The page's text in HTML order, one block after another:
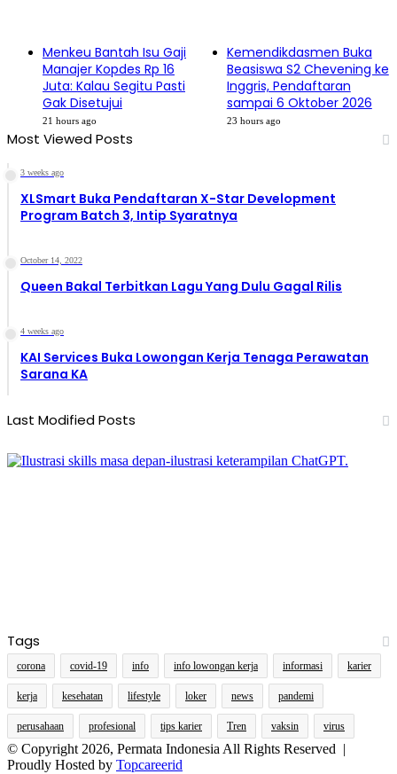
Menkeu Bantah Isu Gaji
Manajer Kopdes Rp 16
Juta: Kalau Segitu Pasti
Gak Disetujui
21 hours ago
Kemendikdasmen Buka
Beasiswa S2 Chevening ke
Inggris, Pendaftaran
sampai 6 Oktober 2026
23 hours ago
Most Viewed Posts
3 weeks ago
XLSmart Buka Pendaftaran X-Star Development
Program Batch 3, Intip Syaratnya
October 14, 2022
Queen Bakal Terbitkan Lagu Yang Dulu Gagal Rilis
4 weeks ago
KAI Services Buka Lowongan Kerja Tenaga Perawatan
Sarana KA
Last Modified Posts
Tags
corona covid-19 info info lowongan kerja informasi karier
kerja kesehatan lifestyle loker news pandemi
perusahaan profesional tips karier Tren vaksin virus
© Copyright 2026, Permata Indonesia All Rights Reserved |
Proudly Hosted by Topcareerid